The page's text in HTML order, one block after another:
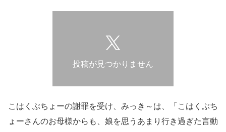
投稿が見つかりません
こはくぶちょーの謝罪を受け、みっき～は、「こはくぶち
ょーさんのお母様からも、娘を思うあまり行き過ぎた言動